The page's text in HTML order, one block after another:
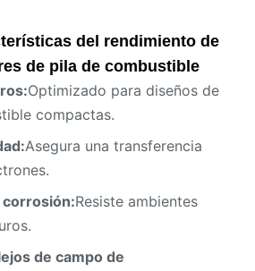
del rendimiento de
de pila de combustible
Optimizado para diseños de
compactas.
Asegura una transferencia
corrosión:Resiste ambientes
de campo de